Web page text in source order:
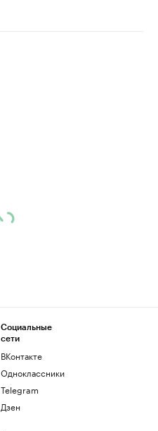
Социальные
сети
ВКонтакте
Одноклассники
Telegram
Дзен